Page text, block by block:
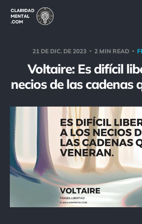
21 DE DIC. DE 2023 2 MIN READ
Voltaire: Es difícil
necios de las cadenas